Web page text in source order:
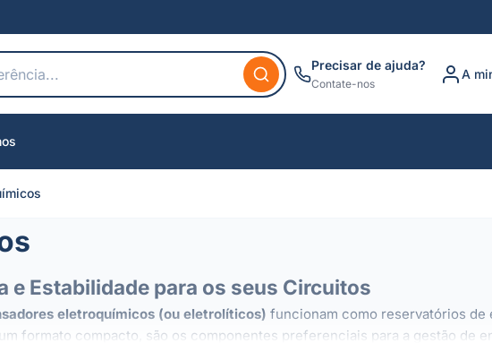
Precisar de ajuda?
Contate-nos
A
Estabilidade para os seus Circuitos
eletroquímicos (ou eletrolíticos) funcionam como reservatórios
formato compacto, são os componentes preferenciais para a gestão de